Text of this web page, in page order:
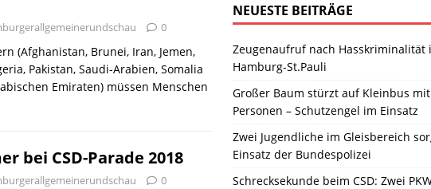
0
(Afghanistan, Brunei, Iran, Jemen,
Pakistan, Saudi-Arabien, Somalia
Emiraten) müssen Menschen
bei CSD-Parade 2018
0
NEUESTE BEITRÄGE
Zeugenaufruf nach Hasskriminalität
Hamburg-St.Pauli
Großer Baum stürzt auf Kleinbus
Personen – Schutzengel im Einsatz
Zwei Jugendliche im Gleisbereich
Einsatz der Bundespolizei
Schrecksekunde beim CSD: Zwei